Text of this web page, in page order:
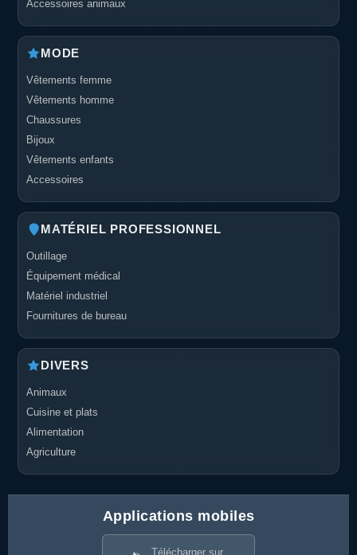
Accessoires animaux
MODE
Vêtements femme
Vêtements homme
Chaussures
Bijoux
Vêtements enfants
Accessoires
MATÉRIEL PROFESSIONNEL
Outillage
Équipement médical
Matériel industriel
Fournitures de bureau
DIVERS
Animaux
Cuisine et plats
Alimentation
Agriculture
Applications mobiles
Télécharger sur